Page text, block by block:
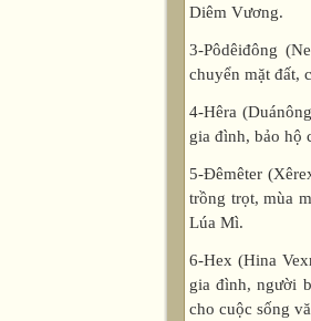
Diêm Vương.
3-Pôdêiđông
chuyển mặt đất,
4-Hêra
gia đình, bảo hộ
5-Đêmêter
trồng trọt, mùa
Lúa Mì.
6-Hex (Hina
gia đình, người
cho cuộc sống